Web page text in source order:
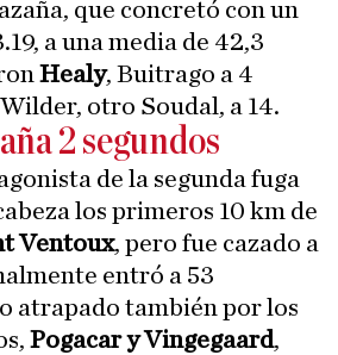
que concretó con un
a una media de 42,3
Healy, Buitrago a 4
otro Soudal, a 14.
2 segundos
de la segunda fuga
los primeros 10 km de
Ventoux, pero fue cazado a
entró a 53
atrapado también por los
Pogacar y Vingegaard,